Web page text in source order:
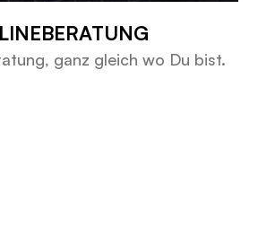
ganz gleich wo Du bist.